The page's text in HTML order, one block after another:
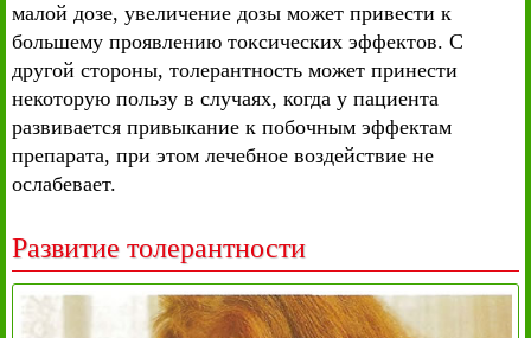
малой дозе, увеличение дозы может привести к
большему проявлению токсических эффектов. С
другой стороны, толерантность может принести
некоторую пользу в случаях, когда у пациента
развивается привыкание к побочным эффектам
препарата, при этом лечебное воздействие не
ослабевает.
Развитие толерантности